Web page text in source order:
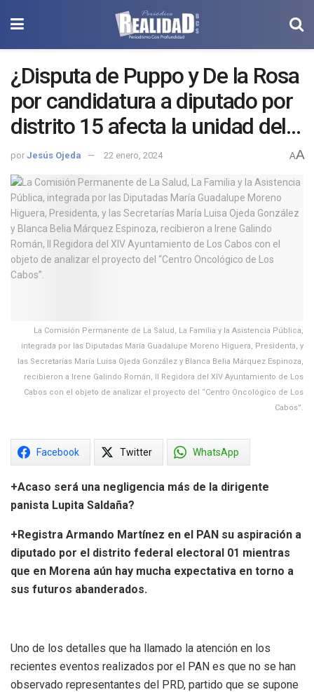
¿Disputa de Puppo y De la Rosa
por candidatura a diputado por
distrito 15 afecta la unidad del
frente opositor?
por Jesús Ojeda 22 enero, 2024 AA
La Comisión Permanente de La Salud, La Familia y la Asistencia Pública,
integrada por las Diputadas María Guadalupe Moreno Higuera, Presidenta, y
las Secretarías María Luisa Ojeda González y Blanca Belia Márquez Espinoza,
recibieron a Irene Galindo Román, II Regidora del XIV Ayuntamiento de Los
Cabos con el objeto de analizar el proyecto del “Centro Oncológico de Los
Cabos”.
Facebook Twitter WhatsApp
+Acaso será una negligencia más de la dirigente
panista Lupita Saldaña?
+Registra Armando Martínez en el PAN su aspiración a
diputado por el distrito federal electoral 01 mientras
que en Morena aún hay mucha expectativa en torno a
sus futuros abanderados.
Uno de los detalles que ha llamado la atención en los
recientes eventos realizados por el PAN es que no se han
observado representantes del PRD, partido que se supone